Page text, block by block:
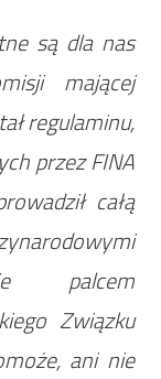
są dla nas
mającej
regulaminu,
przez FINA
całą
palcem
Związku
ani nie